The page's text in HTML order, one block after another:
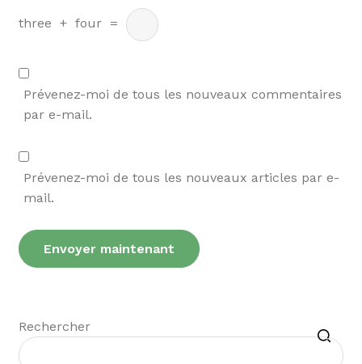
three + four =
Prévenez-moi de tous les nouveaux commentaires
par e-mail.
Prévenez-moi de tous les nouveaux articles par e-
mail.
Rechercher
Recherche